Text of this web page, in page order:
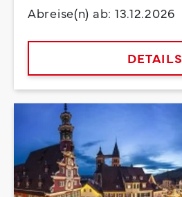
Abreise(n) ab: 13.12.2026
DETAILS